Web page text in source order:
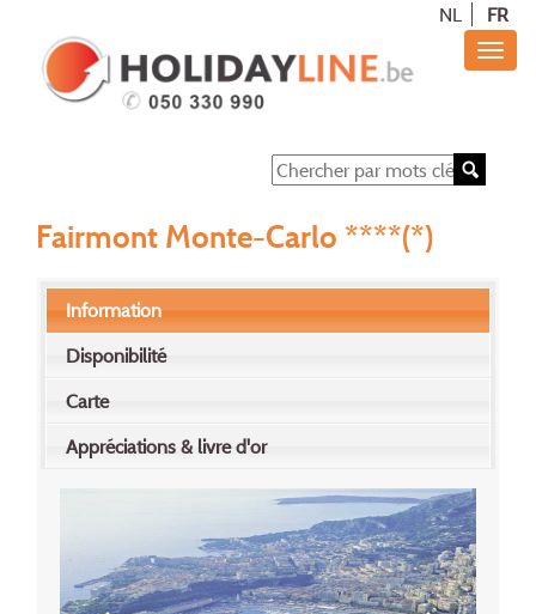
NL FR
Fairmont Monte-Carlo ****(*)
Information
Disponibilité
Carte
Appréciations & livre d'or